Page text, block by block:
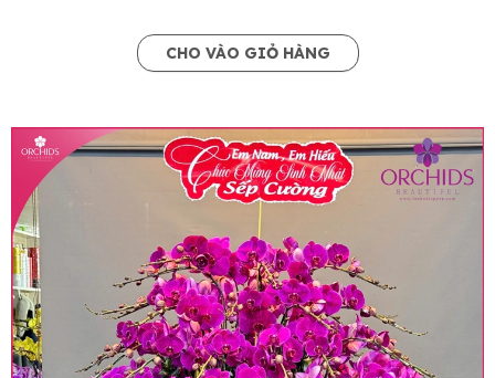
CHO VÀO GIỎ HÀNG